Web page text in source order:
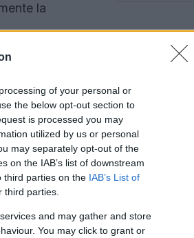
of your personal or
the below opt-out section to
is processed you may
utilized by us or personal
may separately opt-out of the
on the IAB’s list of downstream
third parties on the IAB’s List of
parties.
and may gather and store
You may click to grant or
la